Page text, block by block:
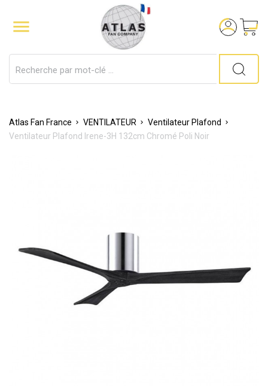

Atlas Fan France VENTILATEUR
Ventilateur Plafond
Ventilateur Plafond Irene-3H 132cm Chromé Poli Noir